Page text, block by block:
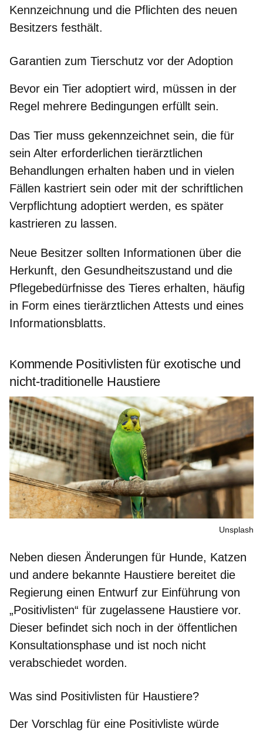
Kennzeichnung und die Pflichten des neuen
Besitzers festhält.
Garantien zum Tierschutz vor der Adoption
Bevor ein Tier adoptiert wird, müssen in der
Regel mehrere Bedingungen erfüllt sein.
Das Tier muss gekennzeichnet sein, die für
sein Alter erforderlichen tierärztlichen
Behandlungen erhalten haben und in vielen
Fällen kastriert sein oder mit der schriftlichen
Verpflichtung adoptiert werden, es später
kastrieren zu lassen.
Neue Besitzer sollten Informationen über die
Herkunft, den Gesundheitszustand und die
Pflegebedürfnisse des Tieres erhalten, häufig
in Form eines tierärztlichen Attests und eines
Informationsblatts.
Kommende Positivlisten für exotische und
nicht-traditionelle Haustiere
Unsplash
Neben diesen Änderungen für Hunde, Katzen
und andere bekannte Haustiere bereitet die
Regierung einen Entwurf zur Einführung von
„Positivlisten“ für zugelassene Haustiere vor.
Dieser befindet sich noch in der öffentlichen
Konsultationsphase und ist noch nicht
verabschiedet worden.
Was sind Positivlisten für Haustiere?
Der Vorschlag für eine Positivliste würde